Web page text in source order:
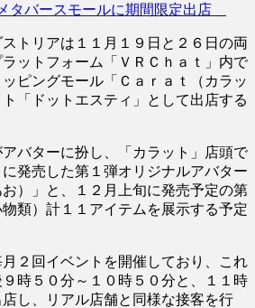
タバースモールに期間限定出店
トリアは１１月１９日と２６日の両
ットフォーム「ＶＲＣｈａｔ」内で
ピングモール「Ｃａｒａｔ（カラッ
「ドットエスティ」として出店する
バターに扮し、「カラット」店頭で
発売した第１弾オリジナルアバター
お）」と、１２月上旬に発売予定の第
類）計１１アイテムを展示する予定
２回イベントを開催しており、これ
時５０分～１０時５０分と、１１時
し、リアル店舗と同様な接客を行